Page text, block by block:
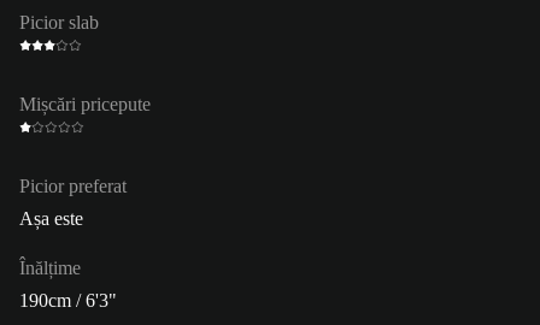
Picior slab
Mișcări pricepute
Picior preferat
Așa este
Înălțime
190cm / 6'3"